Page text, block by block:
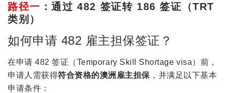
路径一 ：通过 482 签证转 186 签证（TRT
类别）
如何申请 482 雇主担保签证？
在申请 482 签证（Temporary Skill Shortage visa）前，
申请人需获得符合资格的澳洲雇主担保 ，并满足以下基本
申请条件：